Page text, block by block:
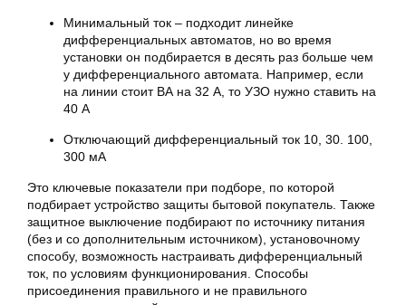
Минимальный ток – подходит линейке
дифференциальных автоматов, но во время
установки он подбирается в десять раз больше чем
у дифференциального автомата. Например, если
на линии стоит ВА на 32 А, то УЗО нужно ставить на
40 А
Отключающий дифференциальный ток 10, 30. 100,
300 мА
Это ключевые показатели при подборе, по которой
подбирает устройство защиты бытовой покупатель. Также
защитное выключение подбирают по источнику питания
(без и со дополнительным источником), установочному
способу, возможность настраивать дифференциальный
ток, по условиям функционирования. Способы
присоединения правильного и не правильного